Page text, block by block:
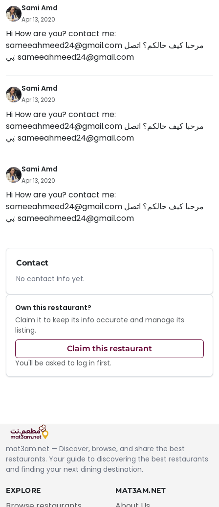
Sami Amd
Apr 13, 2020
Hi How are you? contact me:
sameeahmeed24@gmail.com
بي: sameeahmeed24@gmail.com
Sami Amd
Apr 13, 2020
Hi How are you? contact me:
sameeahmeed24@gmail.com
بي: sameeahmeed24@gmail.com
Sami Amd
Apr 13, 2020
Hi How are you? contact me:
sameeahmeed24@gmail.com
بي: sameeahmeed24@gmail.com
Contact
No contact info yet.
Own this restaurant?
Claim it to keep its info accurate and manage its
listing.
Claim this restaurant
You'll be asked to log in first.
mat3am.net — Discover, browse, and share the best
restaurants. Your guide to discovering the best restaurants
and finding your next dining destination.
EXPLORE MAT3AM.NET